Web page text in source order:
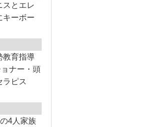
スとエレ
キーボー
教育指導
ナー・頭
ラピス
4人家族